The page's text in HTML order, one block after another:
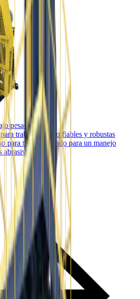
pesado
trabajo pesado fiables y robustas
para trabajo pesado para un manejo
abrasivas.